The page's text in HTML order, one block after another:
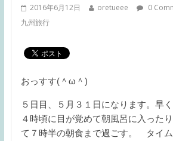
2016年6月12日 oretueee 0
九州旅行
おっすす(＾ω＾)
５日目、５月３１日になります。早
４時頃に目が覚めて朝風呂に入った
て７時半の朝食まで過ごす。 タイ